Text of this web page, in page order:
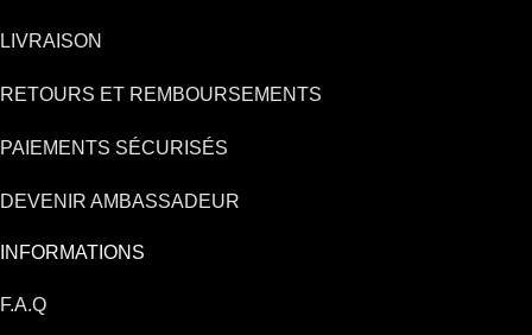
LIVRAISON
RETOURS ET REMBOURSEMENTS
PAIEMENTS SÉCURISÉS
DEVENIR AMBASSADEUR
INFORMATIONS
F.A.Q